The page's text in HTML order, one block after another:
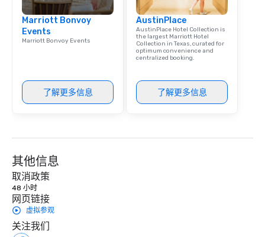
Marriott Bonvoy
Events
Marriott Bonvoy Events
了解更多信息
AustinPlace
AustinPlace Hotel Collection is
the largest Marriott Hotel
Collection in Texas, curated for
optimum convenience and
centralized booking.
了解更多信息
其他信息
取消政策
48 小时
网页链接
虚拟参观
关注我们